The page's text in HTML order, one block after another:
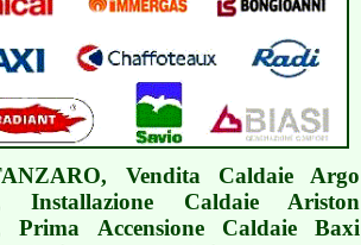
Vendita Caldaie Argo
Installazione Caldaie Ariston
Prima Accensione Caldaie Baxi